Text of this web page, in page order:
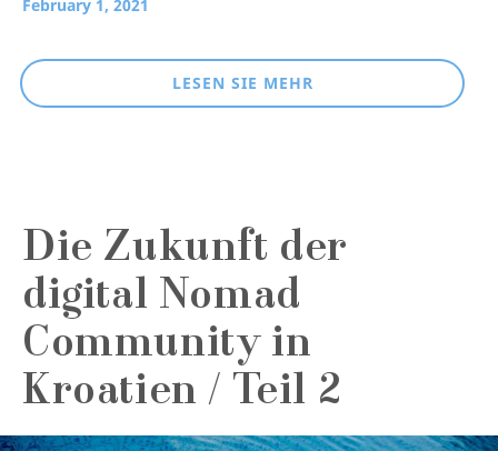
February 1, 2021
LESEN SIE MEHR
Die Zukunft der
digital Nomad
Community in
Kroatien / Teil 2